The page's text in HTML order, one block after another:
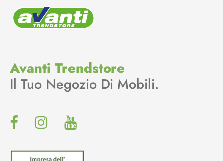
Avanti Trendstore
Il Tuo Negozio Di Mobili.